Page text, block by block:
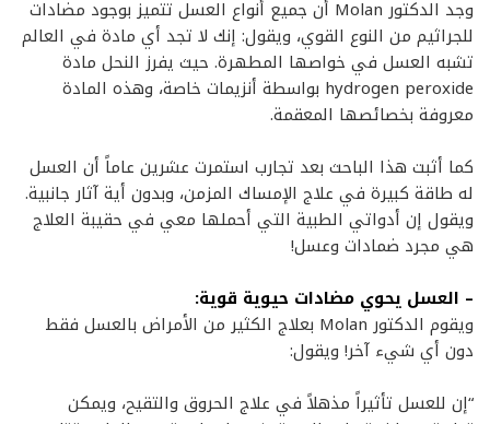
وجد الدكتور Molan أن جميع أنواع العسل تتميز بوجود مضادات
للجراثيم من النوع القوي، ويقول: إنك لا تجد أي مادة في العالم
تشبه العسل في خواصها المطهرة. حيث يفرز النحل مادة
hydrogen peroxide بواسطة أنزيمات خاصة، وهذه المادة
معروفة بخصائصها المعقمة.
كما أثبت هذا الباحث بعد تجارب استمرت عشرين عاماً أن العسل
له طاقة كبيرة في علاج الإمساك المزمن، وبدون أية آثار جانبية.
ويقول إن أدواتي الطبية التي أحملها معي في حقيبة العلاج
هي مجرد ضمادات وعسل!
– العسل يحوي مضادات حيوية قوية:
ويقوم الدكتور Molan بعلاج الكثير من الأمراض بالعسل فقط
دون أي شيء آخر! ويقول:
“إن للعسل تأثيراً مذهلاً في علاج الحروق والتقيح، ويمكن